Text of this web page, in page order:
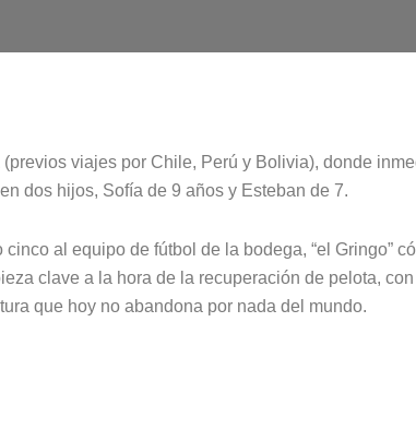
(previos viajes por Chile, Perú y Bolivia), donde
dos hijos, Sofía de 9 años y Esteban de 7.
al equipo de fútbol de la bodega, “el Gringo”
clave a la hora de la recuperación de pelota,
que hoy no abandona por nada del mundo.